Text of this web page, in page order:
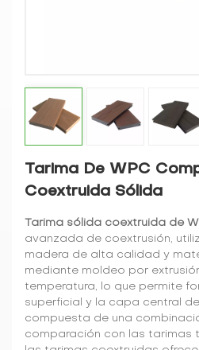
Tarima De WPC
Coextruida Sólida
Tarima sólida coextruida de
avanzada de coextrusión,
madera de alta calidad y
mediante moldeo por
temperatura, lo que permite
superficial y la capa central
compuesta de una
comparación con las tarimas